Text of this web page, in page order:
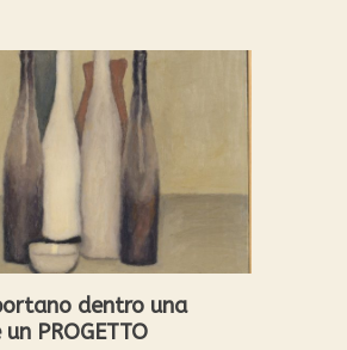
dentro una
PROGETTO